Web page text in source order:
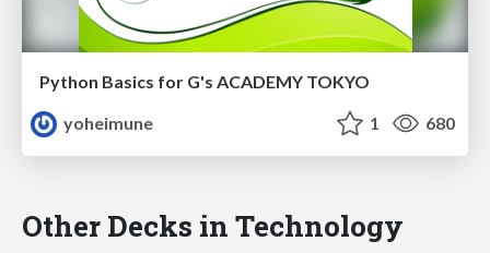
Python Basics for G's ACADEMY TOKYO
yoheimune
1 680
Other Decks in Technology